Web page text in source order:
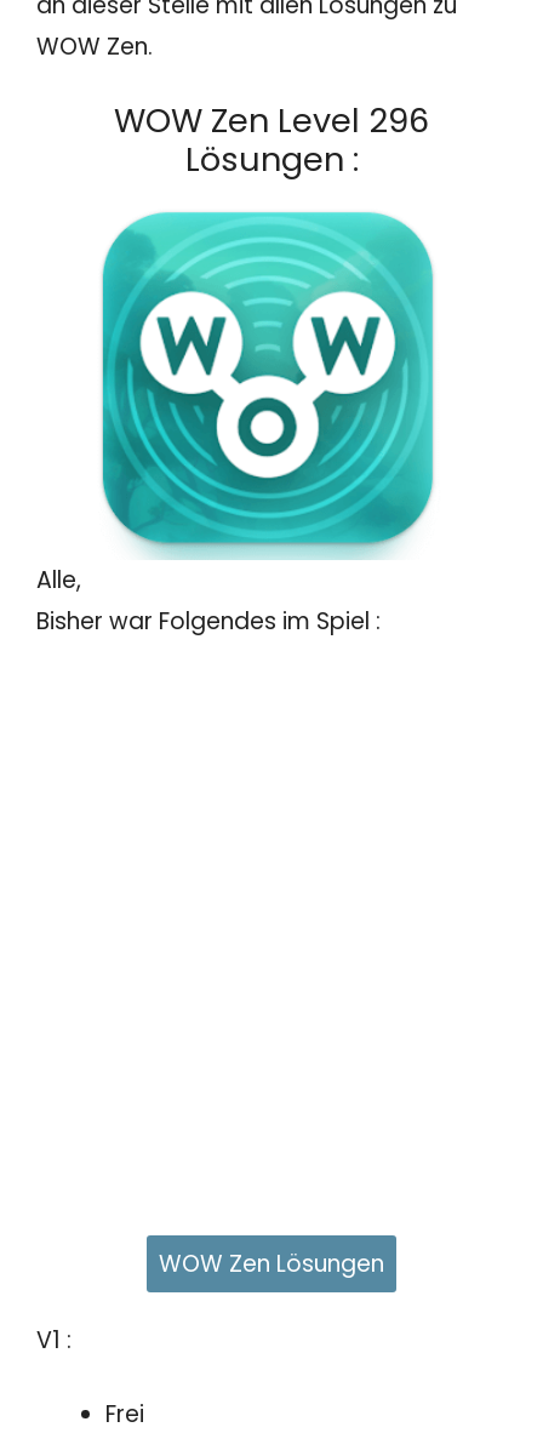
WOW Zen.
WOW Zen Level 296
Lösungen :
Alle,
Bisher war Folgendes im Spiel :
WOW Zen Lösungen
V1 :
Frei